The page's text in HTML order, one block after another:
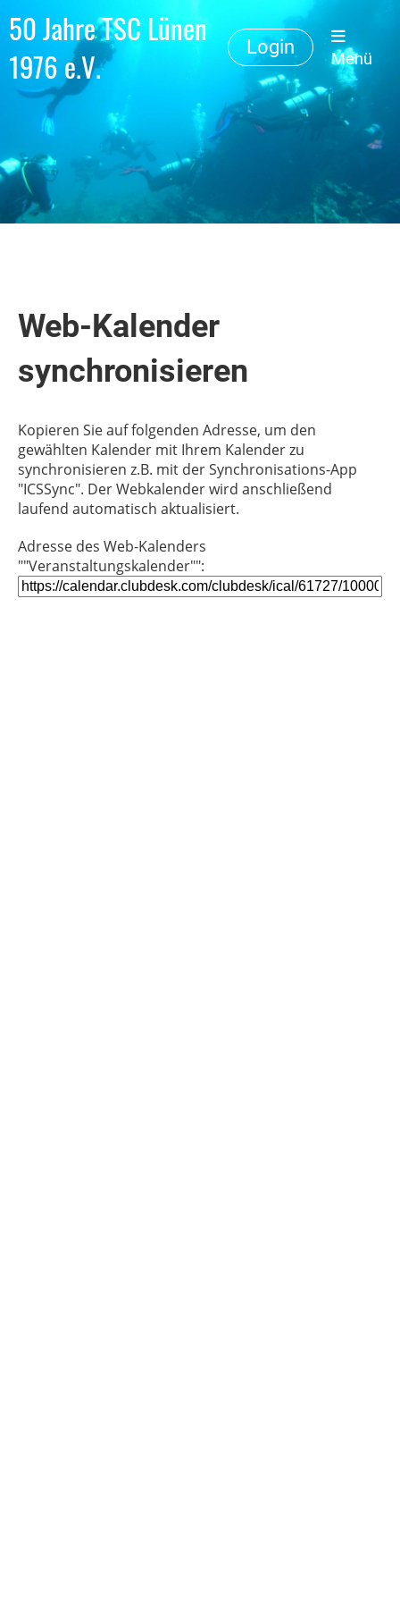
50 Jahre TSC Lünen
1976 e.V.
Login
Menü
Web-Kalender
synchronisieren
Kopieren Sie auf folgenden Adresse, um den
gewählten Kalender mit Ihrem Kalender zu
synchronisieren z.B. mit der Synchronisations-App
"ICSSync". Der Webkalender wird anschließend
laufend automatisch aktualisiert.
Adresse des Web-Kalenders
""Veranstaltungskalender"":